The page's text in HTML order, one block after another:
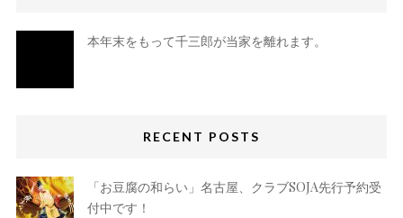
本年末をもって千三郎が当家を離れます。
RECENT POSTS
「お豆腐の和らい」名古屋、クラブSOJA先行予約受
付中です！